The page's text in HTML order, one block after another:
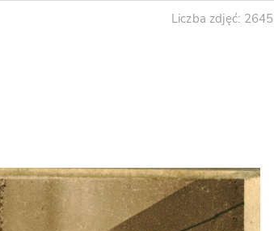
Liczba zdjęć: 2645